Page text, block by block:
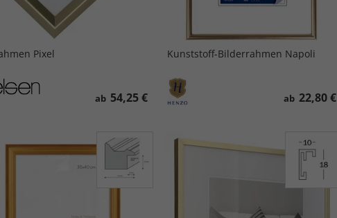
Pixel
ab 54,25 €
Kunststoff-Bilderrahmen Napoli
ab 22,80 €